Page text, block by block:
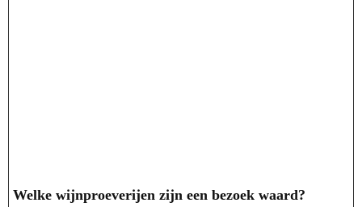
Welke wijnproeverijen zijn een bezoek waard?